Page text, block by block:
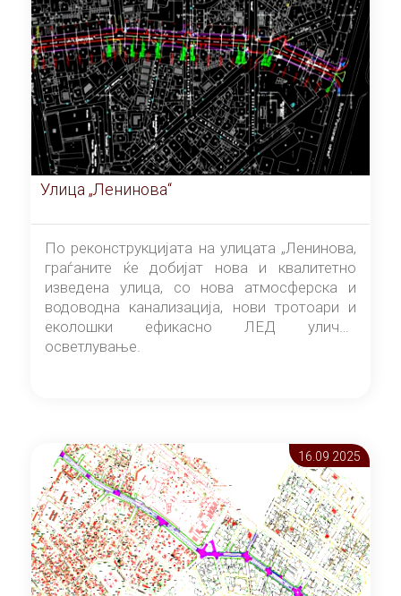
Улица „Ленинова“
По реконструкцијата на улицата „Ленинова,
граѓаните ќе добијат нова и квалитетно
изведена улица, со нова атмосферска и
водоводна канализација, нови тротоари и
еколошки ефикасно ЛЕД улично
осветлување.
16.09 2025